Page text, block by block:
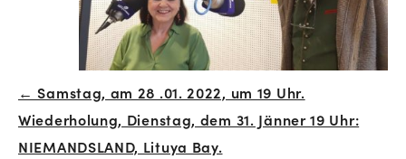
Beitrags-
Navigation
← Samstag, am 28 .01. 2022, um 19 Uhr.
Wiederholung, Dienstag, dem 31. Jänner 19 Uhr:
NIEMANDSLAND, Lituya Bay.